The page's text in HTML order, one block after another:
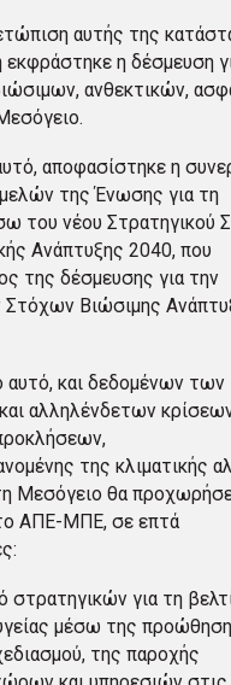
αυτής της
η δέσμευση
ανθεκτικών,
αποφασίστηκε η
της Ένωσης για τη
του νέου Στρατηγικού
Ανάπτυξης 2040, που
της δέσμευσης για την
Στόχων Βιώσιμης
αυτό, και δεδομένων των
αλληλένδετων
της κλιματικής
Μεσόγειο θα
ΑΠΕ-ΜΠΕ, σε επτά
στρατηγικών για τη
μέσω της
της παροχής